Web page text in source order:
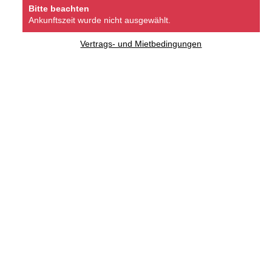
Bitte beachten
Ankunftszeit wurde nicht ausgewählt.
Vertrags- und Mietbedingungen